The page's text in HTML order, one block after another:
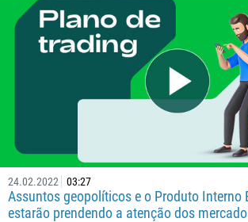
24.02.2022 03:27
Assuntos geopolíticos e o Produto Interno
estarão prendendo a atenção dos
Ligue de volta
Número de telefone
1
355
213
1684
00:00 — 23:00
Insira seu e-mail